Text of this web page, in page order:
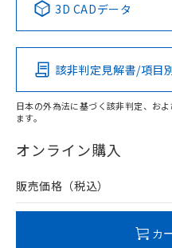
Pb Hg
O
在庫等で未対応品が混在す
問い合わせください。
3D CADデータ
該非判定見解書/項目
日本の外為法に基づく該非判定、お
ます。
オンライン購入
販売価格（税込）
カ